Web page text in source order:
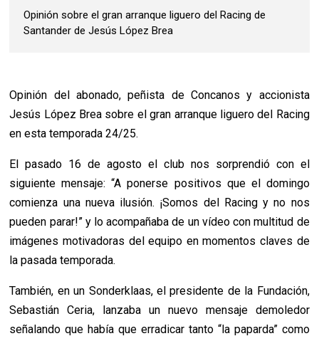
Opinión sobre el gran arranque liguero del Racing de
Santander de Jesús López Brea
Opinión del abonado, peñista de Concanos y accionista
Jesús López Brea sobre el gran arranque liguero del Racing
en esta temporada 24/25.
El pasado 16 de agosto el club nos sorprendió con el
siguiente mensaje: “A ponerse positivos que el domingo
comienza una nueva ilusión. ¡Somos del Racing y no nos
pueden parar!” y lo acompañaba de un vídeo con multitud de
imágenes motivadoras del equipo en momentos claves de
la pasada temporada.
También, en un Sonderklaas, el presidente de la Fundación,
Sebastián Ceria, lanzaba un nuevo mensaje demoledor
señalando que había que erradicar tanto “la paparda” como